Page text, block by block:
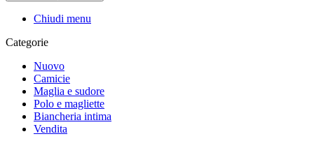
Chiudi menu
Categorie
Nuovo
Camicie
Maglia e sudore
Polo e magliette
Biancheria intima
Vendita